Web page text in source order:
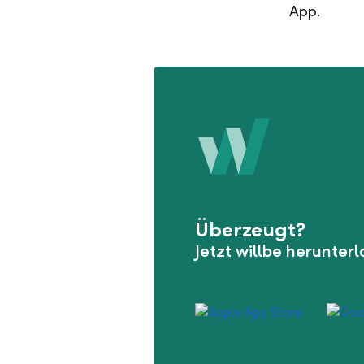
App.
Überzeugt?
Jetzt willbe